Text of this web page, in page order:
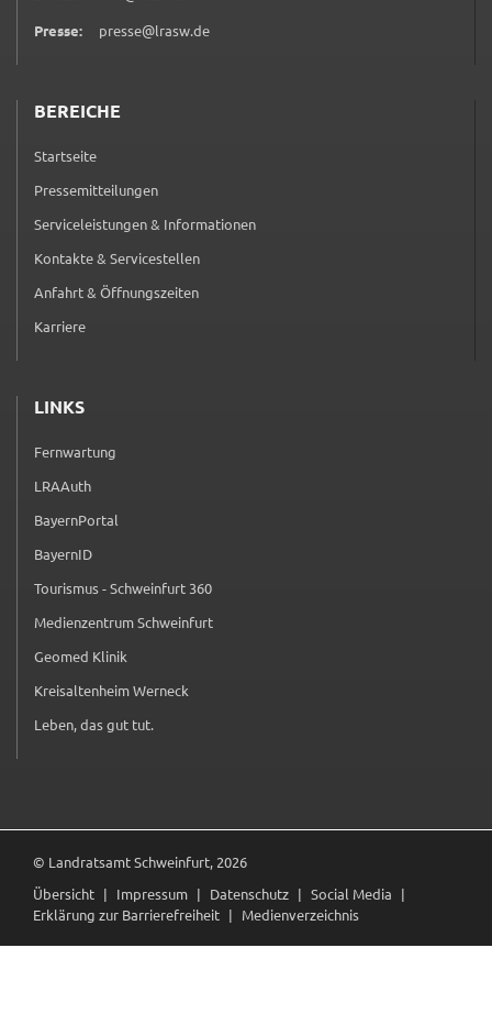
Presse:
presse@lrasw.de
BEREICHE
Startseite
Pressemitteilungen
Serviceleistungen & Informationen
Kontakte & Servicestellen
Anfahrt & Öffnungszeiten
Karriere
LINKS
Fernwartung
(externer Link, öffnet in neuem Tab)
LRAAuth
(externer Link, öffnet in neuem Tab)
BayernPortal
(externer Link, öffnet in neuem Tab)
BayernID
(externer Link, öffnet in neuem Tab)
Tourismus - Schweinfurt 360
(externer Link, öffnet in neuem Tab)
Medienzentrum Schweinfurt
(externer Link, öffnet in neuem Tab)
Geomed Klinik
(externer Link, öffnet in neuem Tab)
Kreisaltenheim Werneck
(externer Link, öffnet in neuem Tab)
Leben, das gut tut.
(externer Link, öffnet in neuem Tab)
© Landratsamt Schweinfurt, 2026
Übersicht
Impressum Datenschutz
Social Media
Erklärung zur Barrierefreiheit
Medienverzeichnis